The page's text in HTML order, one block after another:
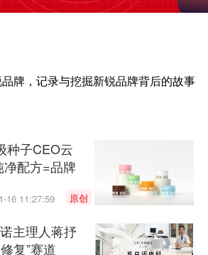
牌，记录与挖掘新锐品牌背后的故事
种子CEO云
配方=品牌
16 11:27:59 原创
主理人蒋抒
复”赛道